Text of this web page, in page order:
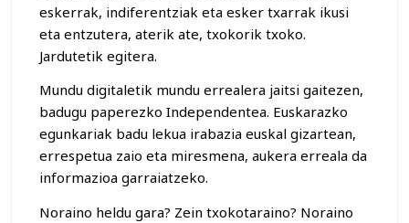
eskerrak, indiferentziak eta esker txarrak ikusi
eta entzutera, aterik ate, txokorik txoko.
Jardutetik egitera.
Mundu digitaletik mundu errealera jaitsi gaitezen,
badugu paperezko Independentea. Euskarazko
egunkariak badu lekua irabazia euskal gizartean,
errespetua zaio eta miresmena, aukera erreala da
informazioa garraiatzeko.
Noraino heldu gara? Zein txokotaraino? Noraino